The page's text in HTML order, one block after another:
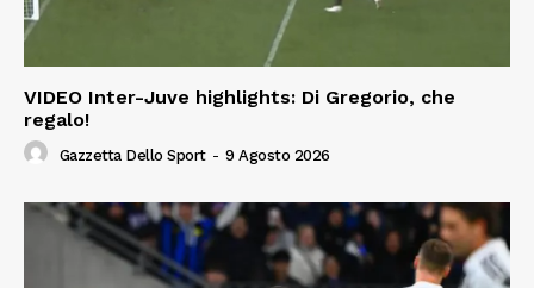
VIDEO Inter-Juve highlights: Di Gregorio, che
regalo!
Gazzetta Dello Sport - 9 Agosto 2026